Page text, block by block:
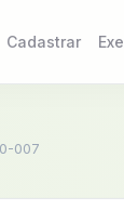
Cadastrar
007